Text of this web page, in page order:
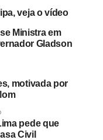
veja o vídeo
Ministra em
Gladson
motivada por
pede que
Civil